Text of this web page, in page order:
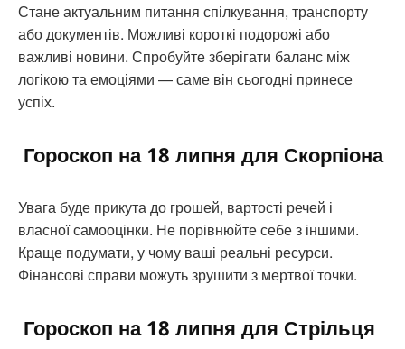
Стане актуальним питання спілкування, транспорту
або документів. Можливі короткі подорожі або
важливі новини. Спробуйте зберігати баланс між
логікою та емоціями — саме він сьогодні принесе
успіх.
Гороскоп на 18 липня для Скорпіона
Увага буде прикута до грошей, вартості речей і
власної самооцінки. Не порівнюйте себе з іншими.
Краще подумати, у чому ваші реальні ресурси.
Фінансові справи можуть зрушити з мертвої точки.
Гороскоп на 18 липня для Стрільця